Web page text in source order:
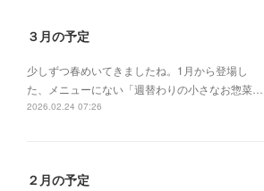
３月の予定
少しずつ春めいてきましたね。1月から登場し
た、メニューにない「週替わりの小さなお惣菜…
2026.02.24 07:26
２月の予定